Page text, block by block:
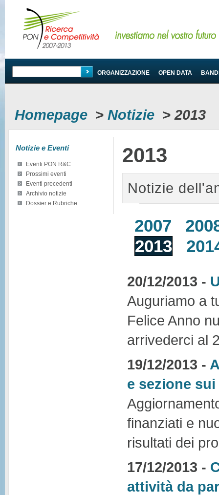
PROGRAMMA ORGANIZZAZIONE OPEN DATA
Homepage > Notizie >2013
Notizie e Eventi
Eventi PON R&C
Prossimi eventi
Eventi precedenti
Archivio notizie
Dossier e Rubriche
2013
Notizie
2007
2013
20/12/2013 -
Auguriamo a
Felice Anno
arrivederci al
19/12/2013 -
e sezione
finanziati e
risultati dei
17/12/2013 -
attività da